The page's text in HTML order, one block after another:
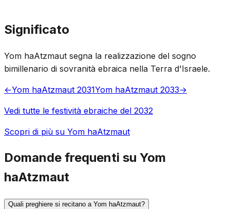
Significato
Yom haAtzmaut segna la realizzazione del sogno
bimillenario di sovranità ebraica nella Terra d'Israele.
←Yom haAtzmaut 2031Yom haAtzmaut 2033→
Vedi tutte le festività ebraiche del 2032
Scopri di più su Yom haAtzmaut
Domande frequenti su Yom
haAtzmaut
Quali preghiere si recitano a Yom haAtzmaut?